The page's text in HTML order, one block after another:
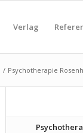
Verlag
/ Psychotherapie